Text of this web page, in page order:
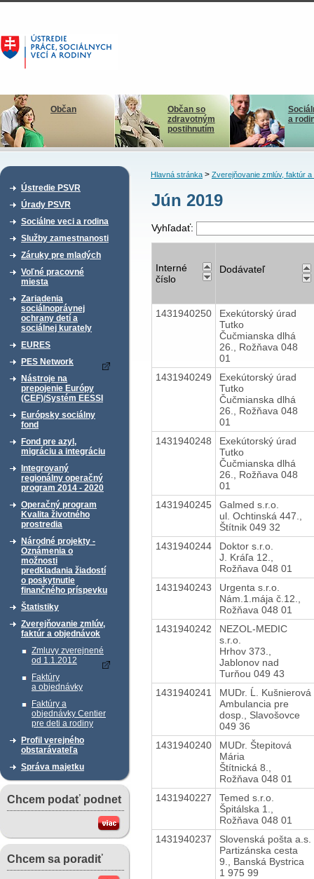
Občan
Občan so
zdravotným
postihnutím
a
Ústredie PSVR
Úrady PSVR
Sociálne veci a rodina
Služby zamestnanosti
Záruky pre mladých
Voľné pracovné
miesta
Zariadenia
sociálnoprávnej
ochrany detí a
sociálnej kurately
EURES
PES Network
Nástroje na
prepojenie Európy
(CEF)/Systém EESSI
Európsky sociálny
fond
Fond pre azyl,
migráciu a integráciu
Integrovaný
regionálny operačný
program 2014 - 2020
Operačný program
Kvalita životného
prostredia
Národné projekty -
Oznámenia o
možnosti
predkladania žiadostí
o poskytnutie
finančného príspevku
Štatistiky
Zverejňovanie zmlúv,
faktúr a objednávok
Zmluvy zverejnené
od 1.1.2012
Faktúry
a objednávky
Faktúry a
objednávky Centier
pre deti a rodiny
Profil verejného
obstarávateľa
Správa majetku
Chcem podať podnet
Chcem sa poradiť
Hlavná stránka> Zverejňovanie zmlúv, faktúr a
Jún 2019
Vyhľadať:
Interné
číslo
Dodávateľ
1431940250
Exekútorský úrad
Tutko
Čučmianska dlhá
26., Rožňava 048
01
1431940249
Exekútorský úrad
Tutko
Čučmianska dlhá
26., Rožňava 048
01
1431940248
Exekútorský úrad
Tutko
Čučmianska dlhá
26., Rožňava 048
01
1431940245
Galmed s.r.o.
ul. Ochtinská 447.,
Štítnik 049 32
1431940244
Doktor s.r.o.
J. Kráľa 12.,
Rožňava 048 01
1431940243
Urgenta s.r.o.
Nám.1.mája č.12.,
Rožňava 048 01
1431940242
NEZOL-MEDIC
s.r.o.
Hrhov 373.,
Jablonov nad
Turňou 049 43
1431940241
MUDr. Ĺ. Kušnierová
Ambulancia pre
dosp., Slavošovce
049 36
1431940240
MUDr. Štepitová
Mária
Štítnická 8.,
Rožňava 048 01
1431940227
Temed s.r.o.
Špitálska 1.,
Rožňava 048 01
1431940237
Slovenská pošta a.s.
Partizánska cesta
9., Banská Bystrica
1 975 99